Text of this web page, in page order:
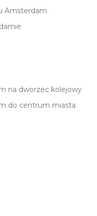
Amsterdam
na dworzec kolejowy
do centrum miasta